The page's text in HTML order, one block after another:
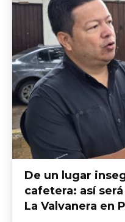
​De un lugar
cafetera: así
La Valvanera en